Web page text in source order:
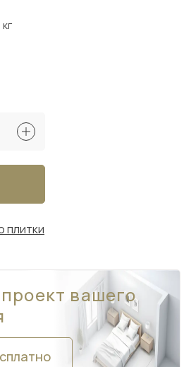
плитки
вашего